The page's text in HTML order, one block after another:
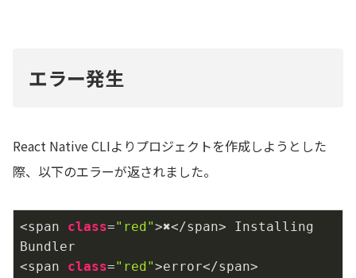
エラー発生
React Native CLIよりプロジェクトを作成しようとした
際、以下のエラーが返されました。
<span class="red">✖</span> Installing
Bundler
<span class="red">error</span>